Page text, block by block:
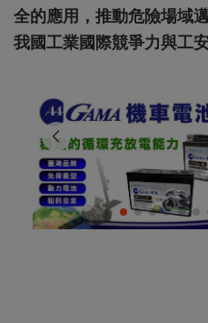
全的應用，推動危險場域
我國工業國際競爭力與工安